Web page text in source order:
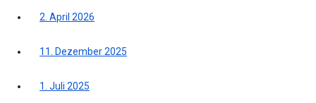
2. April 2026
11. Dezember 2025
1. Juli 2025